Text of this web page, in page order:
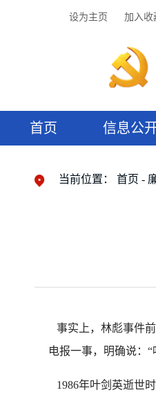
设为主页 加入收
首页 信息公
当前位置： 首页
事实上，林彪事件
电报一事，明确说：
1986年叶剑英逝世